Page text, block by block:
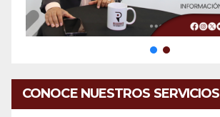
CONOCE NUESTROS SERVICIOS